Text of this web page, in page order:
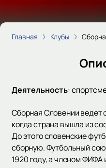
Главная Клубы
Деятельность:
Сборная Словении ведет
когда страна вышла из
До этого словенские
сборную. Футбольный
1920 году, а членом ФИФА